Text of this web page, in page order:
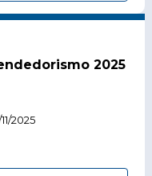
2025
2025